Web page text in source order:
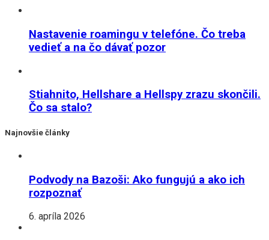
Nastavenie roamingu v telefóne. Čo treba
vedieť a na čo dávať pozor
Stiahnito, Hellshare a Hellspy zrazu skončili.
Čo sa stalo?
Najnovšie články
Podvody na Bazoši: Ako fungujú a ako ich
rozpoznať
6. apríla 2026